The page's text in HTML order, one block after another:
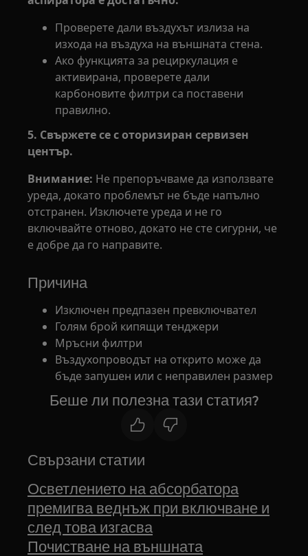
Проверете дали въздухът излиза на
изхода на въздуха на външната стена.
Ако функцията за рециркулация е
активирана, проверете дали
карбоновите филтри са поставени
правилно.
5. Свържете се с оторизиран сервизен
център.
Внимание: Не препоръчваме да използвате
уреда, докато проблемът не бъде напълно
отстранен. Изключете уреда и не го
включвайте отново, докато не сте сигурни, че
е добре да го направите.
Причина
Изключен предпазен превключвател
Голям брой кипящи тенджери
Мръсни филтри
Въздухопроводът на открито може да
бъде запушен или с неправилен размер
Беше ли полезна тази статия?
Свързани статии
Осветлението на абсорбатора
премигва веднъж при включване и
след това изгасва
Почистване на външната